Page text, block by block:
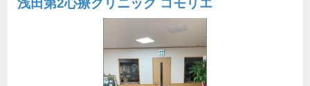
浅田第2心療クリニック コモリエ